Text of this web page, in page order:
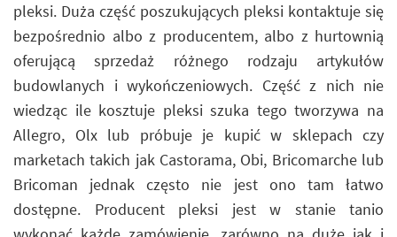
pleksi. Duża część poszukujących pleksi kontaktuje się
bezpośrednio albo z producentem, albo z hurtownią
oferującą sprzedaż różnego rodzaju artykułów
budowlanych i wykończeniowych. Część z nich nie
wiedząc ile kosztuje pleksi szuka tego tworzywa na
Allegro, Olx lub próbuje je kupić w sklepach czy
marketach takich jak Castorama, Obi, Bricomarche lub
Bricoman jednak często nie jest ono tam łatwo
dostępne. Producent pleksi jest w stanie tanio